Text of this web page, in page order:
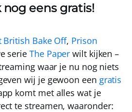
nog eens gratis!
British Bake Off, Prison
serieThe Paper wilt kijken –
waar je nu nog niets
wij je gewoon een gratis
komt met alles wat je
te streamen, waaronder: